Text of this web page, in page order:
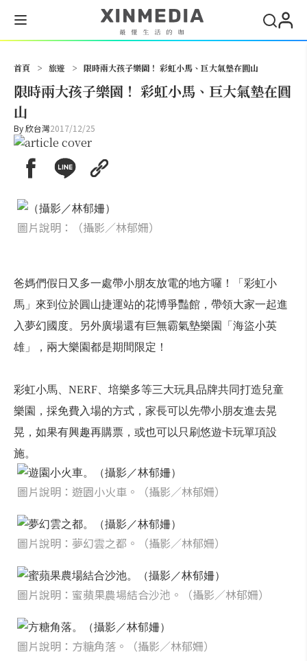
首頁 > 旅遊 > 限時兩大孩子樂園！ 彩虹小馬、巨大氣墊在圓山
限時兩大孩子樂園！ 彩虹小馬、巨大氣墊在圓
山
By欣台灣2017/12/25
圖片說明：（攝影／林郁姍）
爸媽們假日又多一處帶小朋友放電的地方囉！「彩虹小
馬」來到位於圓山捷運站的花博爭豔館，帶領大家一起進
入夢幻國度。另外廣場還有巨無霸氣墊樂園「海盜小英
雄」，兩大樂園都是期間限定！
彩虹小馬、NERF、培樂多等三大玩具品牌共同打造兒童
樂園，採免費入場的方式，家長可以先帶小朋友進去晃
晃，如果有興趣再購票，或也可以只刷悠遊卡玩單項設
施。
圖片說明：遊園小火車。（攝影／林郁姍）
圖片說明：夢幻雲之都。（攝影／林郁姍）
圖片說明：蜜蘋果農場結合沙池。（攝影／林郁姍）
圖片說明：方糖角落。（攝影／林郁姍）